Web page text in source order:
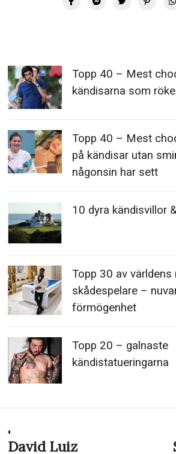
Topp 40 – Mest
kändisarna som
Topp 40 – Mest
på kändisar utan
någonsin har sett
10 dyra kändisvillor
Topp 30 av världens
skådespelare –
förmögenhet
Topp 20 – galnaste
kändistatueringarna
Previous
David Luiz